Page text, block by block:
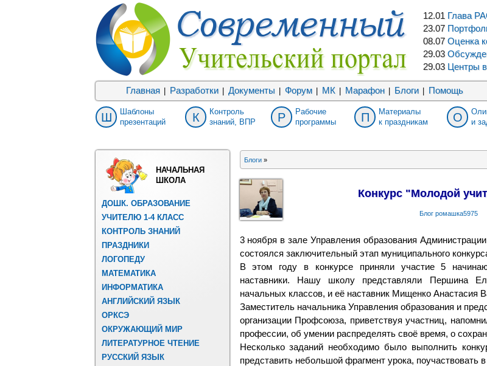
12.01 Глава
23.07
08.07 Оценка
29.03
29.03 Центры
Главная Разработки Документы Форум МК Марафон Блоги Помощь
Ш
Шаблоны
презентаций
К
Контроль
знаний, ВПР
Р
Рабочие
программы
П
Материалы
к праздникам
О
и
НАЧАЛЬНАЯ
ШКОЛА
ДОШК. ОБРАЗОВАНИЕ
УЧИТЕЛЮ 1-4 КЛАСС
КОНТРОЛЬ ЗНАНИЙ
ПРАЗДНИКИ
ЛОГОПЕДУ
МАТЕМАТИКА
ИНФОРМАТИКА
АНГЛИЙСКИЙ ЯЗЫК
ОРКСЭ
ОКРУЖАЮЩИЙ МИР
ЛИТЕРАТУРНОЕ ЧТЕНИЕ
РУССКИЙ ЯЗЫК
Блоги»
Конкурс "Молодой
Блог ромашка5975
3 ноября в зале Управления образования Администрации
состоялся заключительный этап муниципального
В этом году в конкурсе приняли участие 5
наставники. Нашу школу представляли Першина
начальных классов, и её наставник Мищенко Анастасия
Заместитель начальника Управления образования и
организации Профсоюза, приветствуя участниц,
профессии, об умении распределять своё время, о
Несколько заданий необходимо было выполнить
представить небольшой фрагмент урока, поучаствовать